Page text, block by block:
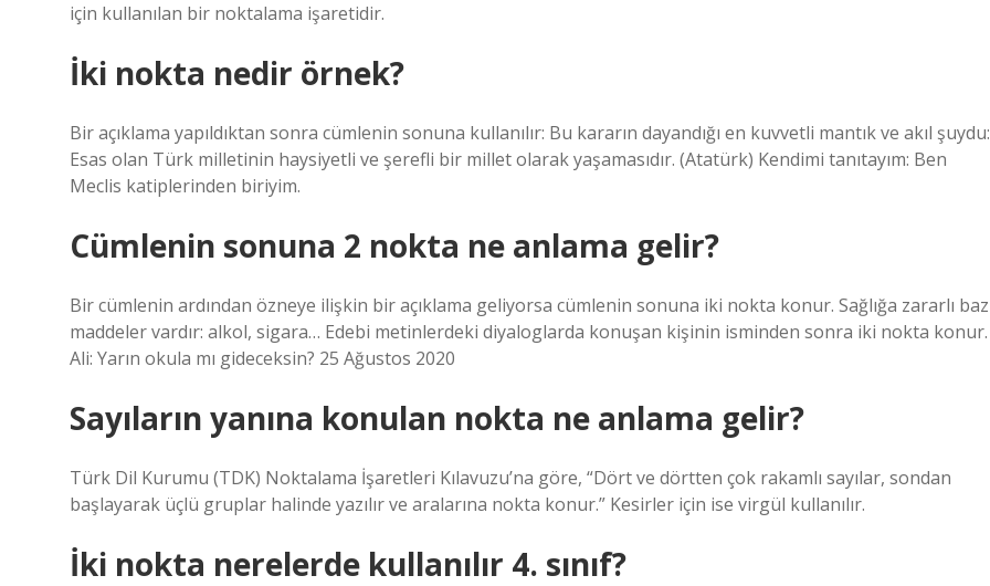
için kullanılan bir noktalama işaretidir.
İki nokta nedir örnek?
Bir açıklama yapıldıktan sonra cümlenin sonuna kullanılır: Bu kararın dayandığı en kuvvetli mantık ve akıl şuydu:
Esas olan Türk milletinin haysiyetli ve şerefli bir millet olarak yaşamasıdır. (Atatürk) Kendimi tanıtayım: Ben
Meclis katiplerinden biriyim.
Cümlenin sonuna 2 nokta ne anlama gelir?
Bir cümlenin ardından özneye ilişkin bir açıklama geliyorsa cümlenin sonuna iki nokta konur. Sağlığa zararlı
maddeler vardır: alkol, sigara… Edebi metinlerdeki diyaloglarda konuşan kişinin isminden sonra iki nokta konur.
Ali: Yarın okula mı gideceksin? 25 Ağustos 2020
Sayıların yanına konulan nokta ne anlama gelir?
Türk Dil Kurumu (TDK) Noktalama İşaretleri Kılavuzu’na göre, “Dört ve dörtten çok rakamlı sayılar, sondan
başlayarak üçlü gruplar halinde yazılır ve aralarına nokta konur.” Kesirler için ise virgül kullanılır.
İki nokta nerelerde kullanılır 4. sınıf?